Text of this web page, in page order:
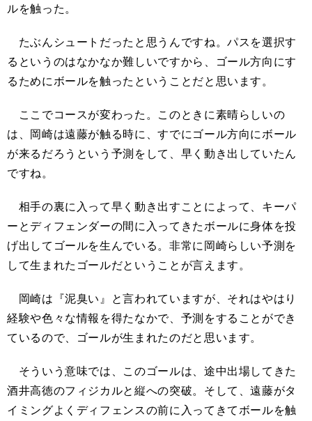
ルを触った。
たぶんシュートだったと思うんですね。パスを選択す
るというのはなかなか難しいですから、ゴール方向にす
るためにボールを触ったということだと思います。
ここでコースが変わった。このときに素晴らしいの
は、岡崎は遠藤が触る時に、すでにゴール方向にボール
が来るだろうという予測をして、早く動き出していたん
ですね。
相手の裏に入って早く動き出すことによって、キーパ
ーとディフェンダーの間に入ってきたボールに身体を投
げ出してゴールを生んでいる。非常に岡崎らしい予測を
して生まれたゴールだということが言えます。
岡崎は『泥臭い』と言われていますが、それはやはり
経験や色々な情報を得たなかで、予測をすることができ
ているので、ゴールが生まれたのだと思います。
そういう意味では、このゴールは、途中出場してきた
酒井高徳のフィジカルと縦への突破。そして、遠藤がタ
イミングよくディフェンスの前に入ってきてボールを触